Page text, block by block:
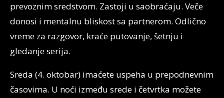
prevoznim sredstvom. Zastoji u saobraćaju. Veče
donosi i mentalnu bliskost sa partnerom. Odlično
vreme za razgovor, kraće putovanje, šetnju i
gledanje serija.
Sreda (4. oktobar) imaćete uspeha u prepodnevnim
časovima. U noći između srede i četvrtka možete